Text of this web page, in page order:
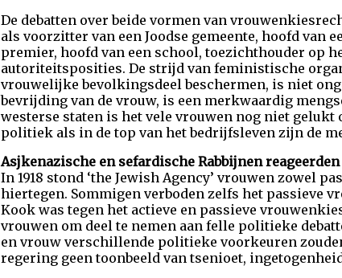
De debatten over beide vormen van
als voorzitter van een Joodse gemeente, hoofd van
premier, hoofd van een school, toezichthouder op
autoriteitsposities. De strijd van feministische
vrouwelijke bevolkingsdeel beschermen, is niet
bevrijding van de vrouw, is een merkwaardig
westerse staten is het vele vrouwen nog niet gelukt
politiek als in de top van het bedrijfsleven zijn de
Asjkenazische en sefardische Rabbijnen reageerden
In 1918 stond ‘the Jewish Agency’ vrouwen zowel
hiertegen. Sommigen verboden zelfs het passieve
Kook was tegen het actieve en passieve
vrouwen om deel te nemen aan felle politieke
en vrouw verschillende politieke voorkeuren
regering geen toonbeeld van tsenioet,